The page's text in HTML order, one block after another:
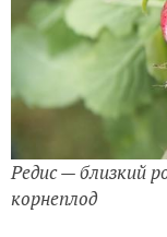
Редис — близкий
корнеплод